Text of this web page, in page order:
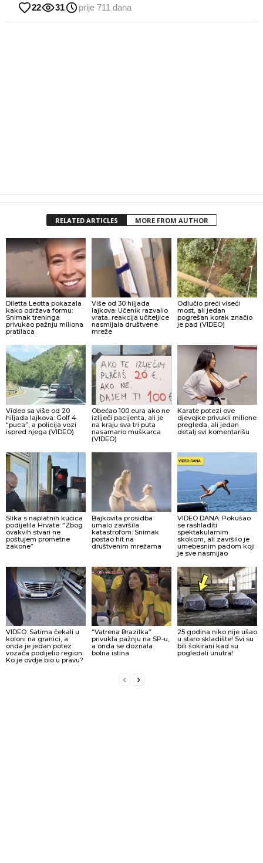
22 31 prije 711 dana
RELATED ARTICLES MORE FROM AUTHOR
Diletta Leotta pokazala
kako održava formu:
Snimak treninga
privukao pažnju miliona
pratilaca
Više od 30 hiljada
lajkova: Učenik razvalio
vrata, reakcija učiteljice
nasmijala društvene
mreže
Odlučio preći viseći
most, ali jedan
pogrešan korak značio
je pad (VIDEO)
Video sa više od 20
hiljada lajkova: Golf 4
“puca”, a policija vozi
ispred njega (VIDEO)
Obećao 100 eura ako ne
izliječi pacijenta, ali je
na kraju sva tri puta
nasamario muškarca
(VIDEO)
Karate potezi ove
djevojke privukli milione
pregleda, ali jedan
detalj svi komentarišu
Slika s naplatnih kućica
podijelila Hrvate: “Zbog
ovakvih stvari ne
poštujem prometne
zakone”
Bajkovita prosidba
umalo završila
katastrofom: Snimak
postao hit na
društvenim mrežama
VIDEO DANA: Pokušao
se rashladiti
spektakularnim
skokom, ali završilo je
urnebesnim padom koji
je sve nasmijao
VIDEO: Satima čekali u
koloni na granici, a
onda je jedan potez
vozača podijelio region:
Ko je ovdje bio u pravu?
“Vatrena Brazilka”
privukla pažnju na SP-u,
a onda se doznala
bolna istina
25 godina niko nije ušao
u staro skladište! Svi su
bili šokirani kad su
pogledali unutra!